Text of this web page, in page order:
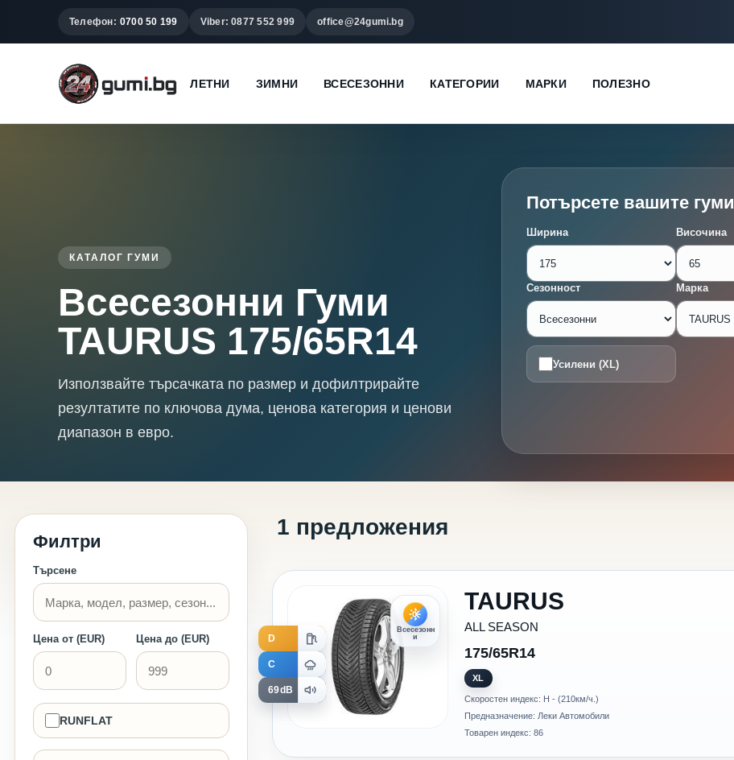
Телефон: 0700 50 199 Viber: 0877 552 999 office@24gumi.bg
ЛЕТНИ ЗИМНИ ВСЕСЕЗОННИ КАТЕГОРИИ МАРКИ ПОЛЕЗНО
КАТАЛОГ ГУМИ
Всесезонни Гуми
TAURUS 175/65R14
Използвайте търсачката по размер и дофилтрирайте
резултатите по ключова дума, ценова категория и ценови
диапазон в евро.
Потърсете вашите гуми
Ширина Височина
Сезонност Марка
Усилени (XL)
Филтри
Търсене
Цена от (EUR) Цена до (EUR)
RUNFLAT
1 предложения
Всесезонн
и
TAURUS
ALL SEASON
175/65R14
D
C
69dB
XL
Скоростен индекс: H - (210км/ч.)
Предназначение: Леки Автомобили
Товарен индекс: 86